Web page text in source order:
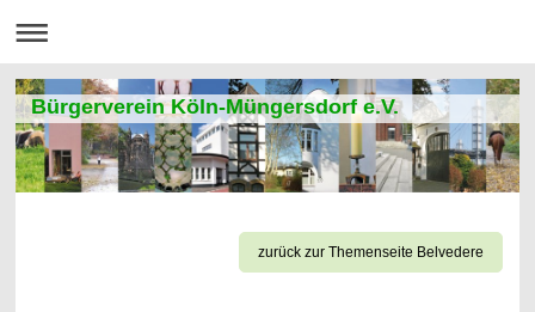
Bürgerverein Köln-Müngersdorf e.V.
zurück zur Themenseite Belvedere